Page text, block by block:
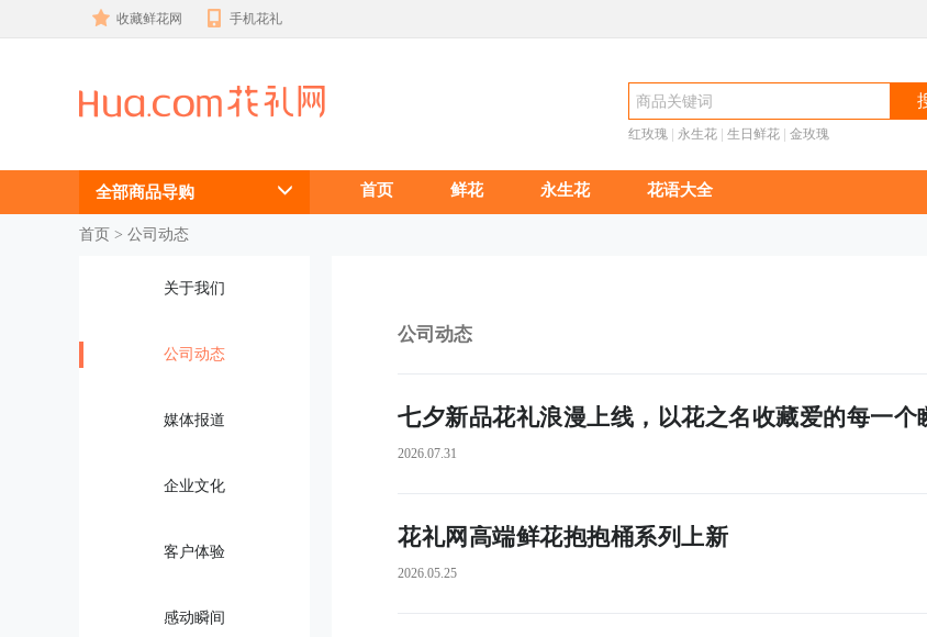
收藏鲜花网 手机花礼
鲜花礼品网，
鲜花网动态
红玫瑰 永生花 生日鲜花 金玫瑰
全部商品导购 首页 鲜花 永生花 花语大全
首页 > 公司动态
公司动态
七夕新品花礼浪漫上线，以花之名收藏爱的每一个
2026.07.31
花礼网高端鲜花抱抱桶系列上新
2026.05.25
关于我们
公司动态
媒体报道
企业文化
客户体验
感动瞬间